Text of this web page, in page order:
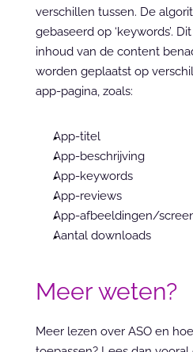
verschillen tussen. De
gebaseerd op ‘keywords’.
inhoud van de content
worden geplaatst op
app-pagina, zoals:
App-titel
App-beschrijving
App-keywords
App-reviews
App-afbeeldingen/
Aantal downloads
Meer weten?
Meer lezen over ASO en